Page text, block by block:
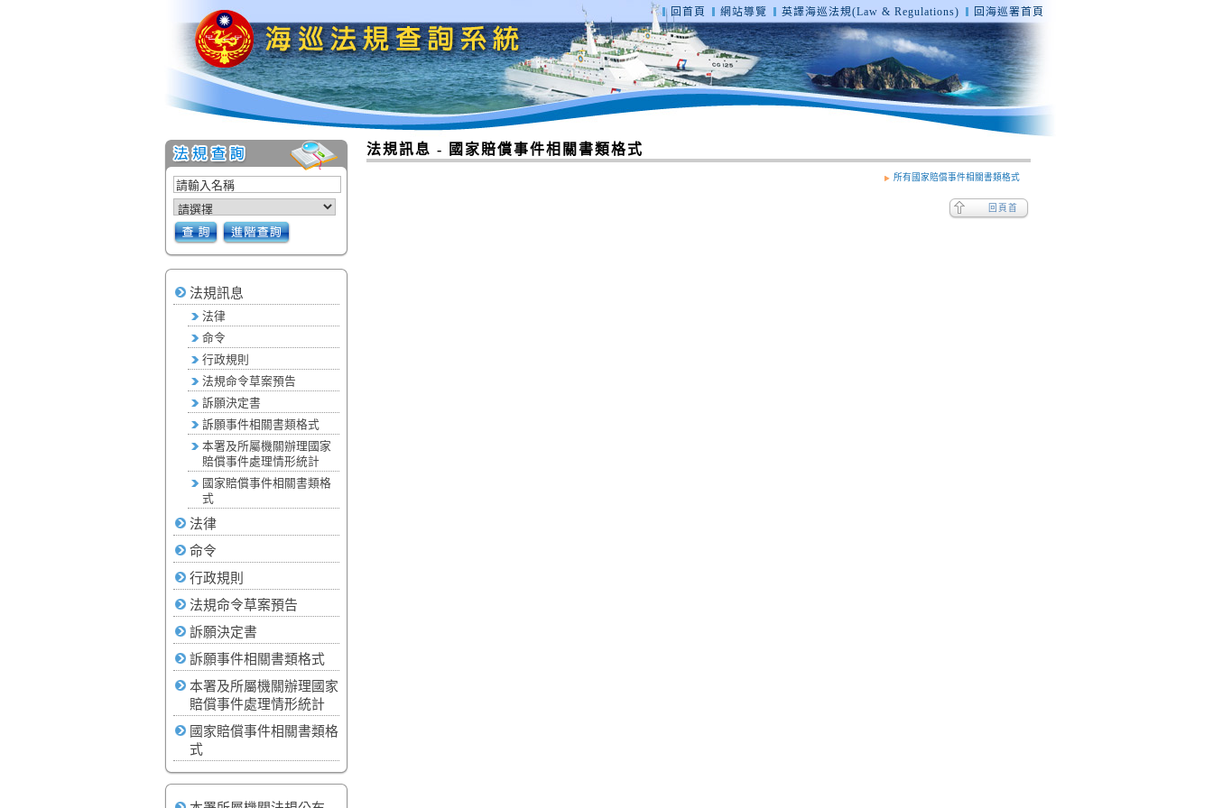
回首頁 網站導覽 英譯海巡法規(Law & Regulations) 回海巡署首頁
法規訊息
法律
命令
行政規則
法規命令草案預告
訴願決定書
訴願事件相關書類格式
本署及所屬機關辦理國家
賠償事件處理情形統計
國家賠償事件相關書類格
式
法律
命令
行政規則
法規命令草案預告
訴願決定書
訴願事件相關書類格式
本署及所屬機關辦理國家
賠償事件處理情形統計
國家賠償事件相關書類格
式
法規訊息 - 國家賠償事件相關書類格式
所有國家賠償事件相關書類格式
回頁首